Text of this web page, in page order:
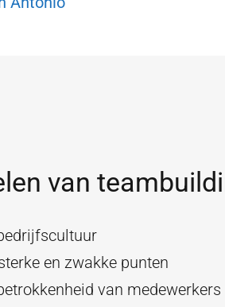
van
en zwakke punten
van medewerkers